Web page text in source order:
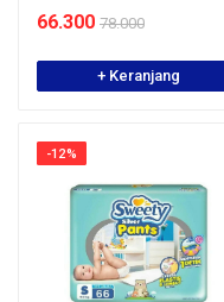
66.300 78.000
+ Keranjang
-12%